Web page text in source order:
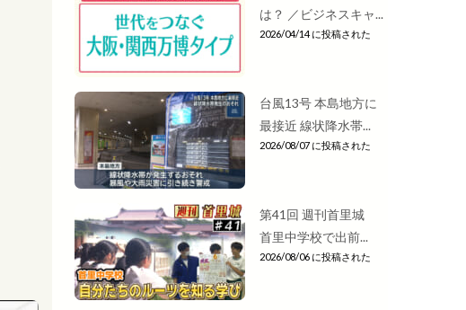
は？ ／ビジネスキャ...
2026/04/14 に投稿された
台風13号 本島地方に
最接近 線状降水帯...
2026/08/07 に投稿された
第41回 週刊首里城
首里中学校で出前...
2026/08/06 に投稿された